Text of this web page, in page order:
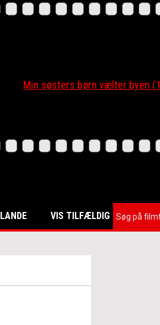
Min søsters børn vælter byen (1968)
LANDE VIS TILFÆLDIG